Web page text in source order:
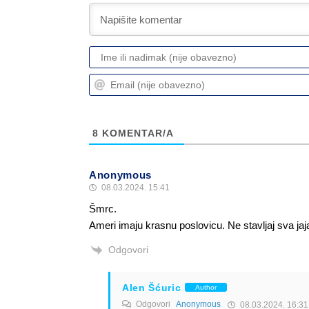
8 KOMENTAR/A
Anonymous
08.03.2024. 15:41
Šmrc.
Ameri imaju krasnu poslovicu. Ne stavljaj sva
Odgovori
Alen Šćuric Author
Odgovori Anonymous 08.03.2024. 16:31